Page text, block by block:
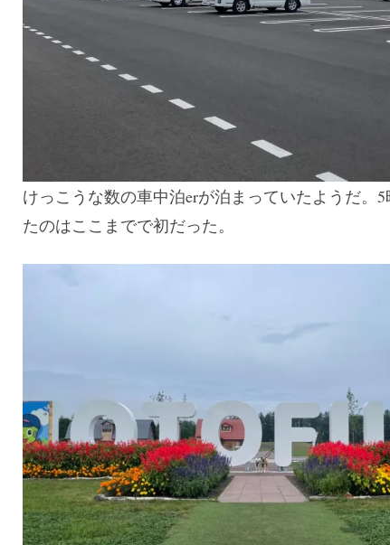
けっこうな数の車中泊erが泊まっていたようだ。
たのはここまでで初だった。